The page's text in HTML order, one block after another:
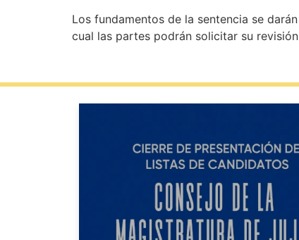
Los fundamentos de la sentencia se
cual las partes podrán solicitar su